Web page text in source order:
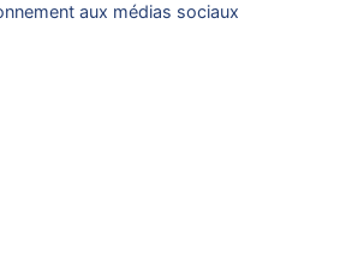
aux médias sociaux